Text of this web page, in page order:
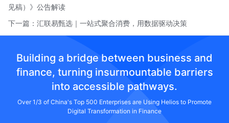
见稿）》公告解读
下一篇： 汇联易甄选｜一站式聚合消费，用数据驱动决策
Building a bridge between business and
finance, turning insurmountable barriers
into accessible pathways.
Over 1/3 of China's Top 500 Enterprises are Using Helios to Promote
Digital Transformation in Finance